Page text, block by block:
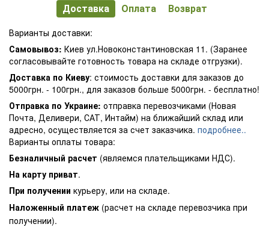
Доставка Оплата Возврат
Варианты доставки:
Самовывоз: Киев ул.Новоконстантиновская 11. (Заранее
согласовывайте готовность товара на складе отгрузки).
Доставка по Киеву: стоимость доставки для заказов до
5000грн. - 100грн., для заказов больше 5000грн. - бесплатно!
Отправка по Украине: отправка перевозчиками (Новая
Почта, Деливери, САТ, Интайм) на ближайший склад или
адресно, осуществляется за счет заказчика. подробнее..
Варианты оплаты товара:
Безналичный расчет (являемся плательщиками НДС).
На карту приват.
При получении курьеру, или на складе.
Наложенный платеж (расчет на складе перевозчика при
получении).